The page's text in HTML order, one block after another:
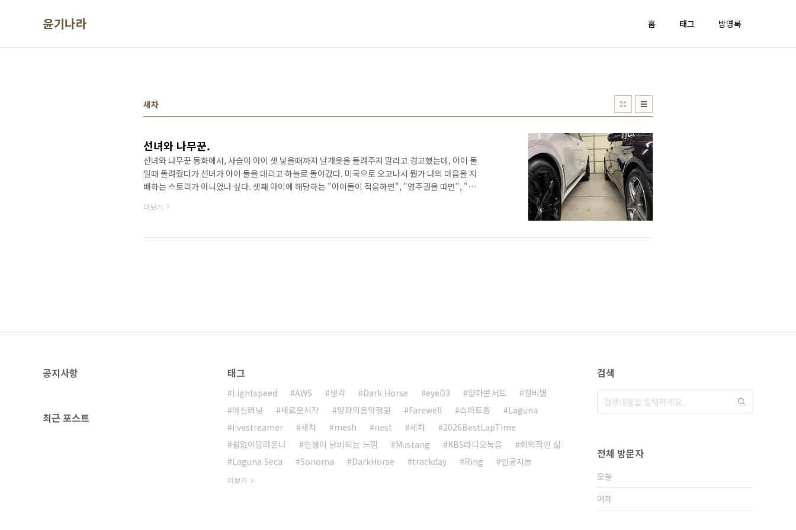
윤기나라 홈 태그 방명록
새차
선녀와 나무꾼.
선녀와 나무꾼 동화에서, 사슴이 아이 셋 낳을때까지 날개옷을 돌려주지 말라고 경고했는데, 아이 둘
일때 돌려줬다가 선녀가 아이 둘을 데리고 하늘로 돌아갔다. 미국으로 오고나서 뭔가 나의 마음을 지
배하는 스토리가 아니었나 싶다. 셋째 아이에 해당하는 "아이들이 적응하면", "영주권을 따면", "집
아이에 해당하는 한방이 아직 없는게 아닌가 싶다. 그래서 여전히 가정법 속에 살아가고 있다. 왜 가고
각하다가, 치킨에 맥주가 떠올랐다. 그리고 양파 콘서트. 집에서 혼자 캔맥주 말고, 시원한 500잔과
더보기
공지사항
최근 포스트
태그
Lightspeed AWS 생각 Dark Horse eyeD3 양파콘서트
정비병
머신러닝
새로운시작 양파의음악정원 Farewell 스마트홈
Laguna
livestreamer
새차 mesh nest 세차
2026BestLapTime
쉼없이달려온나
인생이 낭비되는 느낌 Mustang KBS라디오녹음
회의적인 삶
Laguna Seca
Sonoma DarkHorse trackday Ring 인공지능
더보기
검색
전체 방문자
오늘
어제